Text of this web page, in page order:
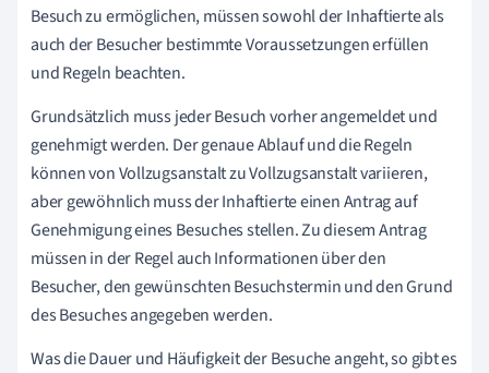
Besuch zu ermöglichen, müssen sowohl der Inhaftierte als
auch der Besucher bestimmte Voraussetzungen erfüllen
und Regeln beachten.
Grundsätzlich muss jeder Besuch vorher angemeldet und
genehmigt werden. Der genaue Ablauf und die Regeln
können von Vollzugsanstalt zu Vollzugsanstalt variieren,
aber gewöhnlich muss der Inhaftierte einen Antrag auf
Genehmigung eines Besuches stellen. Zu diesem Antrag
müssen in der Regel auch Informationen über den
Besucher, den gewünschten Besuchstermin und den Grund
des Besuches angegeben werden.
Was die Dauer und Häufigkeit der Besuche angeht, so gibt es